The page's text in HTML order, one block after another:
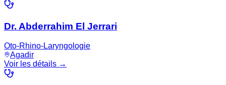
Dr. Abderrahim El Jerrari
Oto-Rhino-Laryngologie
Agadir
Voir les détails →